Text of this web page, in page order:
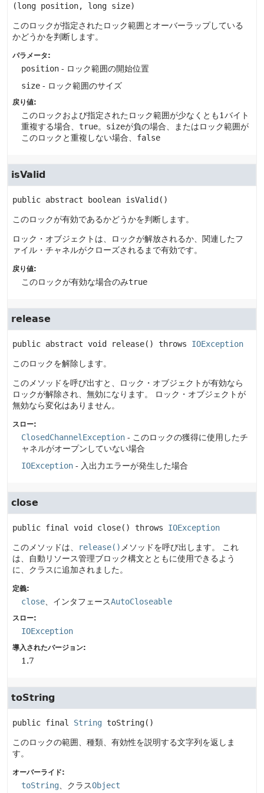
(long position, long size)
このロックが指定されたロック範囲とオーバーラップしている
かどうかを判断します。
パラメータ:
position - ロック範囲の開始位置
size - ロック範囲のサイズ
戻り値:
このロックおよび指定されたロック範囲が少なくとも1バイト
重複する場合、 true。 sizeが負の場合、またはロック範囲が
このロックと重複しない場合、 false
isValid
public abstract boolean isValid ()
このロックが有効であるかどうかを判断します。
ロック・オブジェクトは、ロックが解放されるか、関連したフ
ァイル・チャネルがクローズされるまで有効です。
戻り値:
このロックが有効な場合のみtrue
release
public abstract void release() throws IOException
このロックを解除します。
このメソッドを呼び出すと、ロック・オブジェクトが有効なら
ロックが解除され、無効になります。
ロック・オブジェクトが
無効なら変化はありません。
スロー:
ClosedChannelException - このロックの獲得に使用したチ
ャネルがオープンしていない場合
IOException - 入出力エラーが発生した場合
close
public final void close() throws IOException
このメソッドは、 release() メソッドを呼び出します。
これ
は、自動リソース管理ブロック構文とともに使用できるよう
に、クラスに追加されました。
定義:
close 、インタフェースAutoCloseable
スロー:
IOException
導入されたバージョン:
1.7
toString
public final String toString()
このロックの範囲、種類、有効性を説明する文字列を返しま
す。
オーバーライド:
toString 、クラスObject